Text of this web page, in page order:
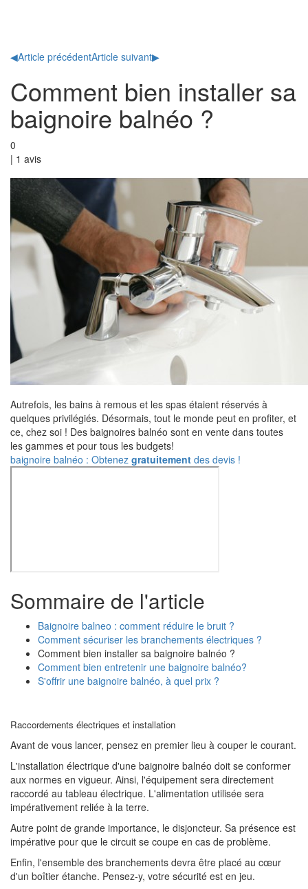
◀Article précédentArticle suivant▶
Comment bien installer sa
baignoire balnéo ?
0
| 1 avis
Autrefois, les bains à remous et les spas étaient réservés à
quelques privilégiés. Désormais, tout le monde peut en profiter, et
ce, chez soi ! Des baignoires balnéo sont en vente dans toutes
les gammes et pour tous les budgets!
baignoire balnéo : Obtenez gratuitement des devis !
Sommaire de l'article
Baignoire balneo : comment réduire le bruit ?
Comment sécuriser les branchements électriques ?
Comment bien installer sa baignoire balnéo ?
Comment bien entretenir une baignoire balnéo?
S'offrir une baignoire balnéo, à quel prix ?
Raccordements électriques et installation
Avant de vous lancer, pensez en premier lieu à couper le courant.
L'installation électrique d'une baignoire balnéo doit se conformer
aux normes en vigueur. Ainsi, l'équipement sera directement
raccordé au tableau électrique. L'alimentation utilisée sera
impérativement reliée à la terre.
Autre point de grande importance, le disjoncteur. Sa présence est
impérative pour que le circuit se coupe en cas de problème.
Enfin, l'ensemble des branchements devra être placé au cœur
d'un boîtier étanche. Pensez-y, votre sécurité est en jeu.